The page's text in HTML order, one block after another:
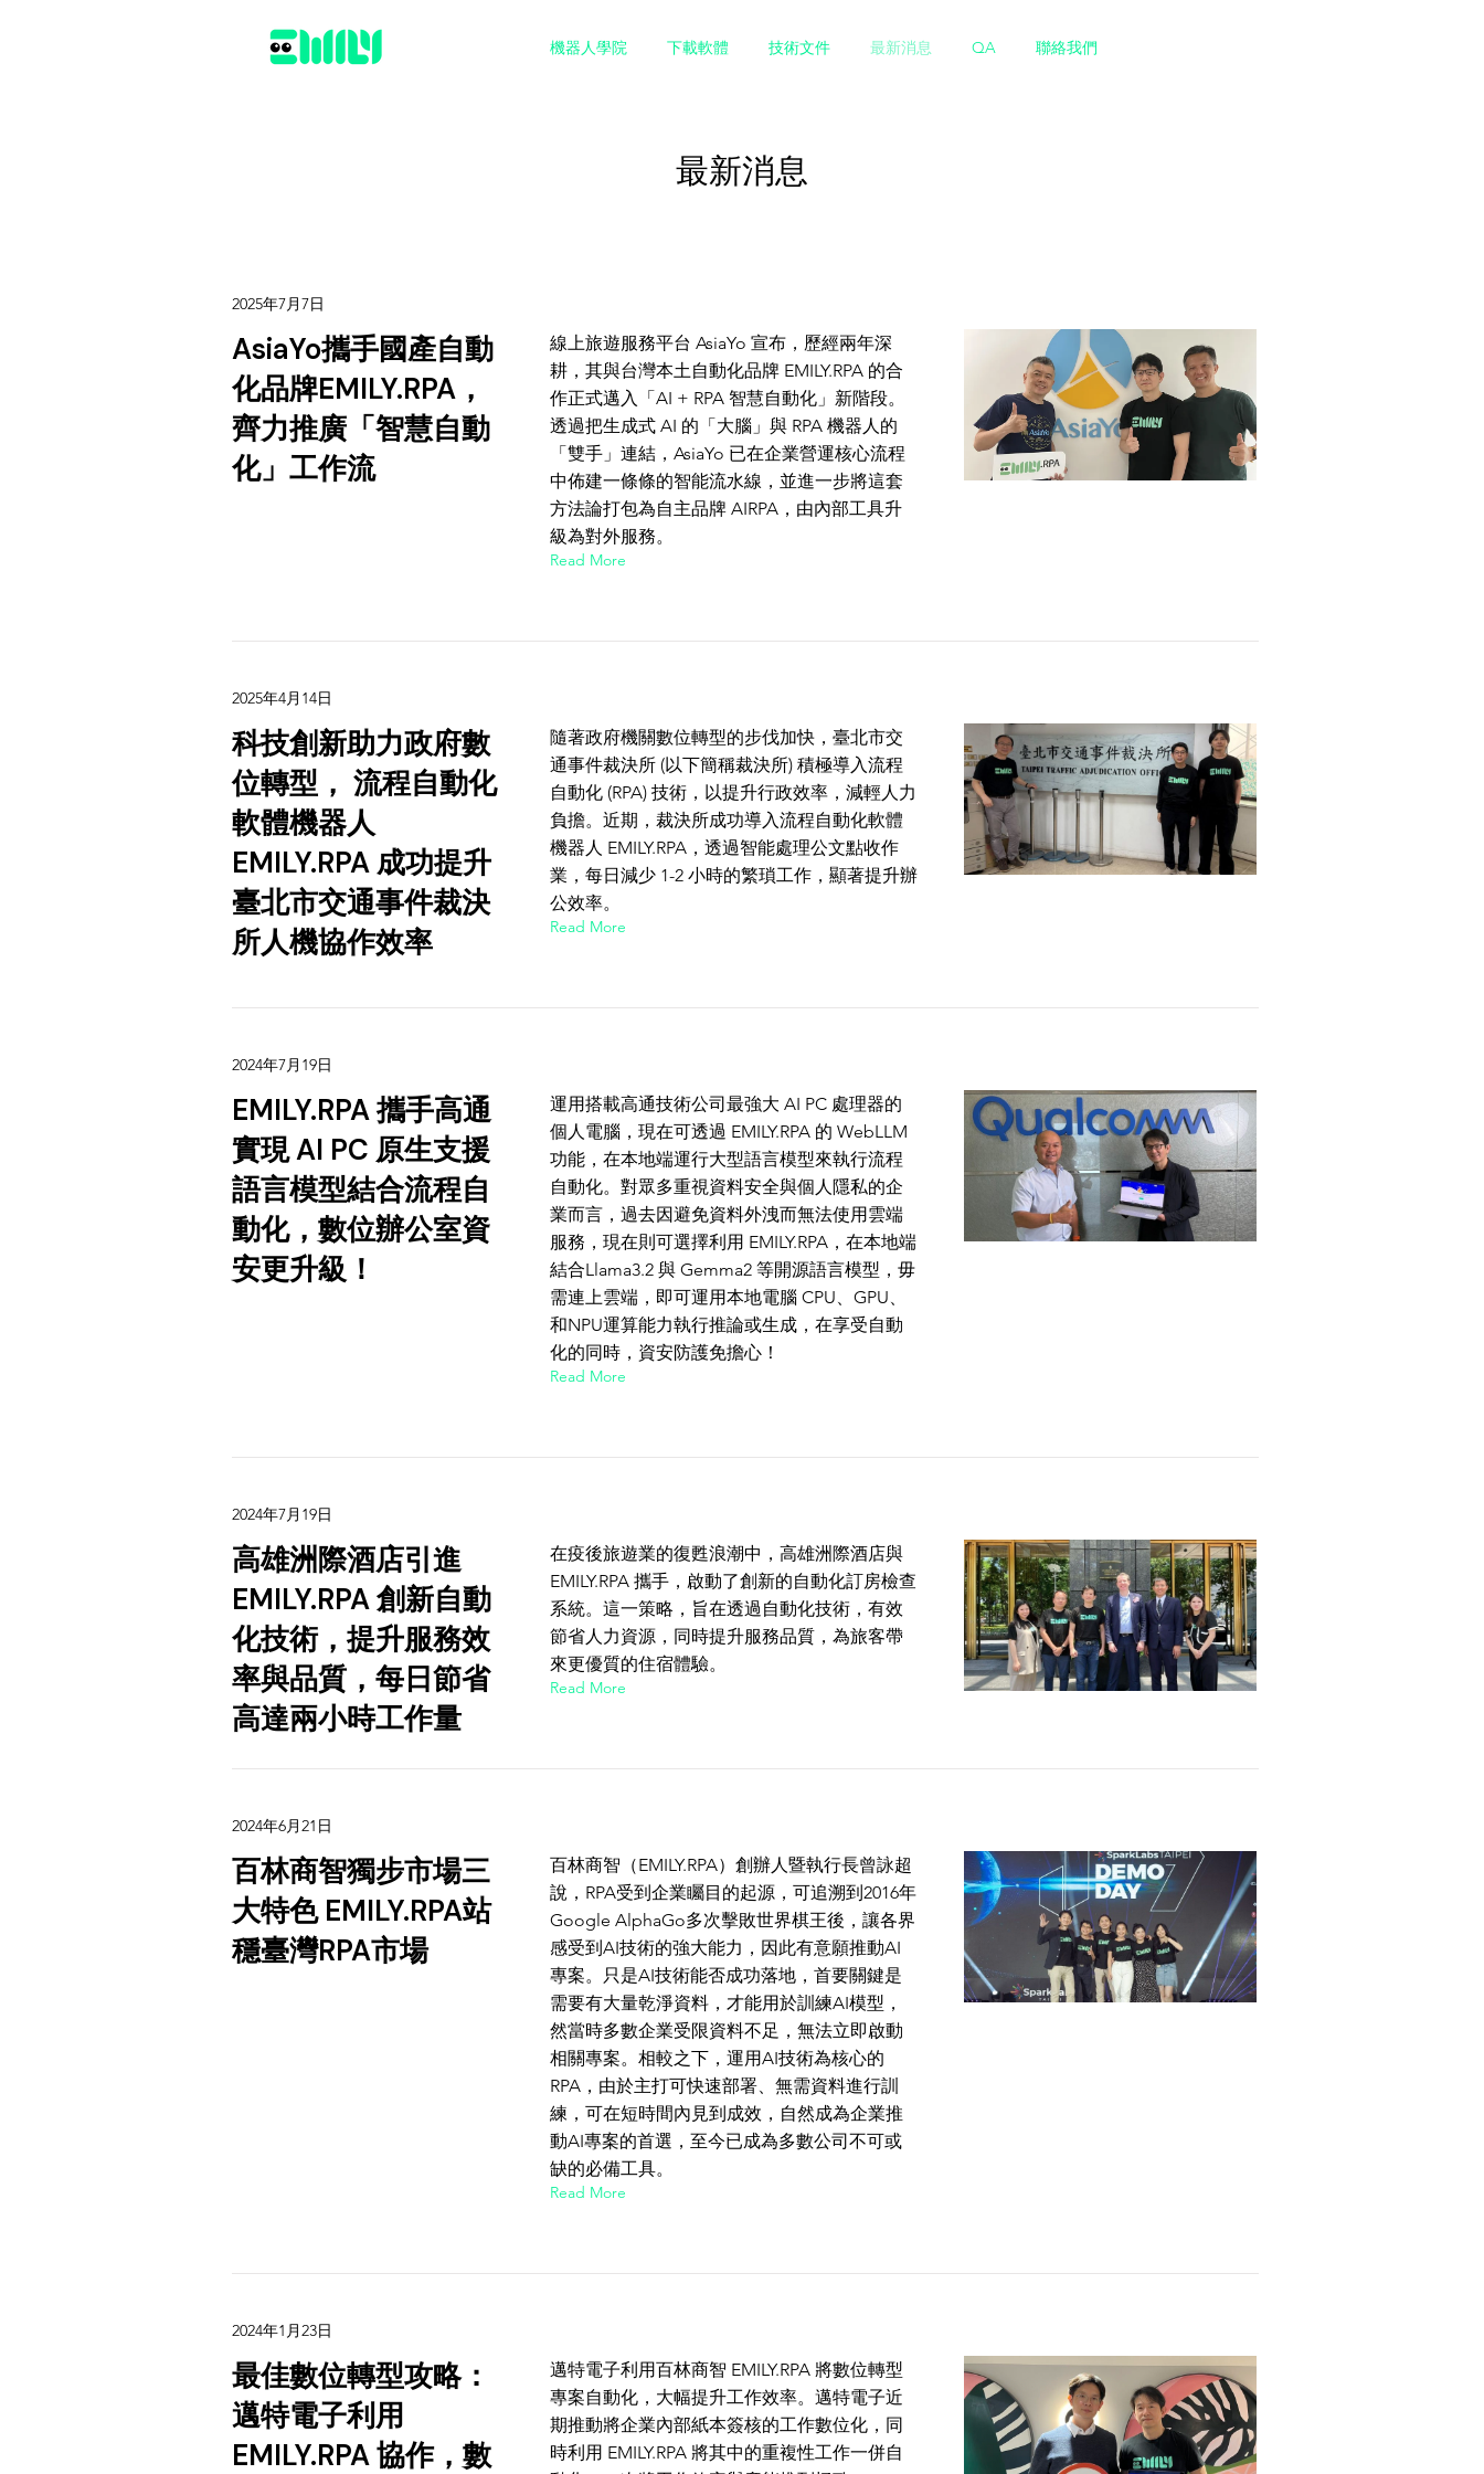
機器人學院 下載軟體 技術文件 最新消息 QA 聯絡我們
最新消息
2025年7月7日
AsiaYo攜手國產自動
化品牌EMILY.RPA，
齊力推廣「智慧自動
化」工作流
線上旅遊服務平台 AsiaYo 宣布，歷經兩年深
耕，其與台灣本土自動化品牌 EMILY.RPA 的合
作正式邁入「AI + RPA 智慧自動化」新階段。
透過把生成式 AI 的「大腦」與 RPA 機器人的
「雙手」連結，AsiaYo 已在企業營運核心流程
中佈建一條條的智能流水線，並進一步將這套
方法論打包為自主品牌 AIRPA，由內部工具升
級為對外服務。
Read More
2025年4月14日
科技創新助力政府數
位轉型， 流程自動化
軟體機器人
EMILY.RPA 成功提升
臺北市交通事件裁決
所人機協作效率
隨著政府機關數位轉型的步伐加快，臺北市交
通事件裁決所 (以下簡稱裁決所) 積極導入流程
自動化 (RPA) 技術，以提升行政效率，減輕人力
負擔。近期，裁決所成功導入流程自動化軟體
機器人 EMILY.RPA，透過智能處理公文點收作
業，每日減少 1-2 小時的繁瑣工作，顯著提升辦
公效率。
Read More
2024年7月19日
EMILY.RPA 攜手高通
實現 AI PC 原生支援
語言模型結合流程自
動化，數位辦公室資
安更升級！
運用搭載高通技術公司最強大 AI PC 處理器的
個人電腦，現在可透過 EMILY.RPA 的 WebLLM
功能，在本地端運行大型語言模型來執行流程
自動化。對眾多重視資料安全與個人隱私的企
業而言，過去因避免資料外洩而無法使用雲端
服務，現在則可選擇利用 EMILY.RPA，在本地端
結合Llama3.2 與 Gemma2 等開源語言模型，毋
需連上雲端，即可運用本地電腦 CPU、GPU、
和NPU運算能力執行推論或生成，在享受自動
化的同時，資安防護免擔心！
Read More
2024年7月19日
高雄洲際酒店引進
EMILY.RPA 創新自動
化技術，提升服務效
率與品質，每日節省
高達兩小時工作量
在疫後旅遊業的復甦浪潮中，高雄洲際酒店與
EMILY.RPA 攜手，啟動了創新的自動化訂房檢查
系統。這一策略，旨在透過自動化技術，有效
節省人力資源，同時提升服務品質，為旅客帶
來更優質的住宿體驗。
Read More
2024年6月21日
百林商智獨步市場三
大特色 EMILY.RPA站
穩臺灣RPA市場
百林商智（EMILY.RPA）創辦人暨執行長曾詠超
說，RPA受到企業矚目的起源，可追溯到2016年
Google AlphaGo多次擊敗世界棋王後，讓各界
感受到AI技術的強大能力，因此有意願推動AI
專案。只是AI技術能否成功落地，首要關鍵是
需要有大量乾淨資料，才能用於訓練AI模型，
然當時多數企業受限資料不足，無法立即啟動
相關專案。相較之下，運用AI技術為核心的
RPA，由於主打可快速部署、無需資料進行訓
練，可在短時間內見到成效，自然成為企業推
動AI專案的首選，至今已成為多數公司不可或
缺的必備工具。
Read More
2024年1月23日
最佳數位轉型攻略：
邁特電子利用
EMILY.RPA 協作，數
邁特電子利用百林商智 EMILY.RPA 將數位轉型
專案自動化，大幅提升工作效率。邁特電子近
期推動將企業內部紙本簽核的工作數位化，同
時利用 EMILY.RPA 將其中的重複性工作一併自